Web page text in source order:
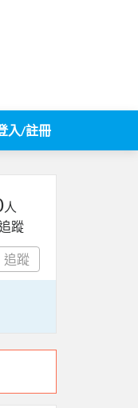
入/註冊
人
蹤
追蹤